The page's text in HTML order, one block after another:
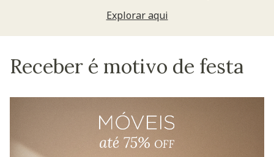
Explorar aqui
Receber é motivo de festa